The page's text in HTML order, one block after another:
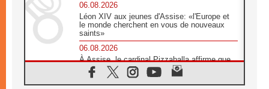
06.08.2026
Léon XIV aux jeunes d'Assise: «l'Europe et
le monde cherchent en vous de nouveaux
saints»
06.08.2026
À Assise, le cardinal Pizzaballa affirme que
«les chrétiens veulent la paix»
06.08.2026